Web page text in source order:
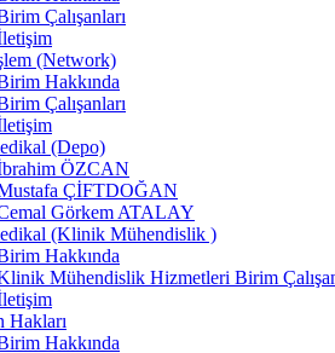
Çalışanları
(Network)
Hakkında
Çalışanları
(Depo)
ÖZCAN
ÇİFTDOĞAN
Görkem ATALAY
(Klinik Mühendislik )
Hakkında
Mühendislik Hizmetleri Birim
Hakları
Hakkında